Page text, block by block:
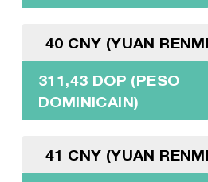
40 CNY (YUAN
311,43 DOP (PESO
DOMINICAIN)
41 CNY (YUAN